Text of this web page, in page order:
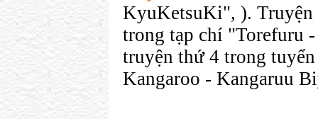
KyuKetsuKi", ). Truyện
trong tạp chí "Torefuru
truyện thứ 4 trong
Kangaroo - Kangaruu